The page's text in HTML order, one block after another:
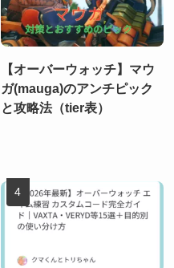
【オーバーウォッチ】マウ
ガ(mauga)のアンチピック
と攻略法（tier表）